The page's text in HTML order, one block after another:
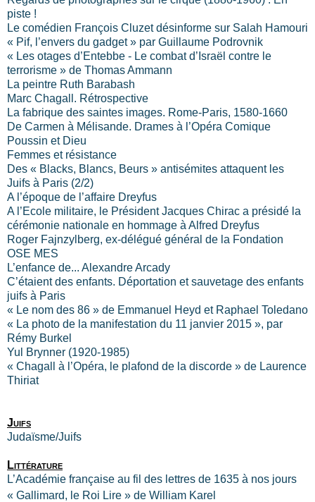
piste !
Le comédien François Cluzet désinforme sur Salah Hamouri
« Pif, l’envers du gadget » par Guillaume Podrovnik
« Les otages d’Entebbe - Le combat d’Israël contre le
terrorisme » de Thomas Ammann
La peintre Ruth Barabash
Marc Chagall. Rétrospective
La fabrique des saintes images. Rome-Paris, 1580-1660
De Carmen à Mélisande. Drames à l’Opéra Comique
Poussin et Dieu
Femmes et résistance
Des « Blacks, Blancs, Beurs » antisémites attaquent les
Juifs à Paris (2/2)
A l’époque de l’affaire Dreyfus
A l’Ecole militaire, le Président Jacques Chirac a présidé la
cérémonie nationale en hommage à Alfred Dreyfus
Roger Fajnzylberg, ex-délégué général de la Fondation
OSE MES
L’enfance de... Alexandre Arcady
C’étaient des enfants. Déportation et sauvetage des enfants
juifs à Paris
« Le nom des 86 » de Emmanuel Heyd et Raphael Toledano
« La photo de la manifestation du 11 janvier 2015 », par
Rémy Burkel
Yul Brynner (1920-1985)
« Chagall à l’Opéra, le plafond de la discorde » de Laurence
Thiriat
Juifs
Judaïsme/Juifs
Littérature
L’Académie française au fil des lettres de 1635 à nos jours
« Gallimard, le Roi Lire » de William Karel